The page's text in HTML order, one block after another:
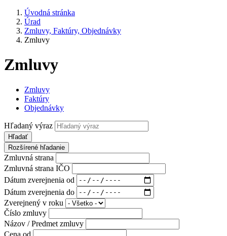
Úvodná stránka
Úrad
Zmluvy, Faktúry, Objednávky
Zmluvy
Zmluvy
Zmluvy
Faktúry
Objednávky
Hľadaný výraz
Hľadať
Rozšírené hľadanie
Zmluvná strana
Zmluvná strana IČO
Dátum zverejnenia od
Dátum zverejnenia do
Zverejnený v roku
Číslo zmluvy
Názov / Predmet zmluvy
Cena od